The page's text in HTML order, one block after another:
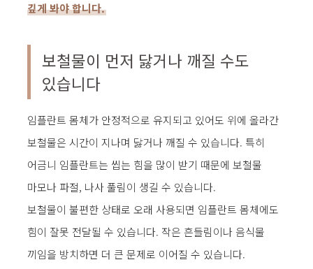
깊게 봐야 합니다.
보철물이 먼저 닳거나 깨질 수도
있습니다
임플란트 몸체가 안정적으로 유지되고 있어도 위에 올라간
보철물은 시간이 지나며 닳거나 깨질 수 있습니다. 특히
어금니 임플란트는 씹는 힘을 많이 받기 때문에 보철물
마모나 파절, 나사 풀림이 생길 수 있습니다.
보철물이 불편한 상태로 오래 사용되면 임플란트 몸체에도
힘이 잘못 전달될 수 있습니다. 작은 흔들림이나 음식물
끼임을 방치하면 더 큰 문제로 이어질 수 있습니다.